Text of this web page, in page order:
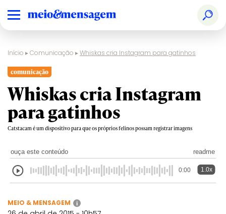
Início ▸Comunicação ▸Whiskas cria Instagram para gatinhos
comunicação
Whiskas cria Instagram
para gatinhos
Catstacam é um dispositivo para que os próprios felinos possam registrar imagens
ouça este conteúdo readme
0:00 1.0x
MEIO & MENSAGEM i